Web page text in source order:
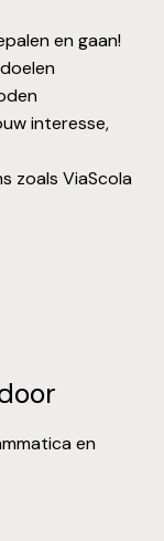
en gaan!
interesse,
zoals ViaScola
en